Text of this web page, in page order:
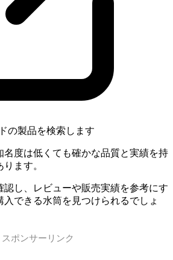
の製品を検索します
名度は低くても確かな品質と実績を持
ます。
認し、レビューや販売実績を参考にす
入できる水筒を見つけられるでしょ
スポンサーリンク